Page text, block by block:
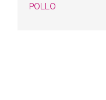
POLLO